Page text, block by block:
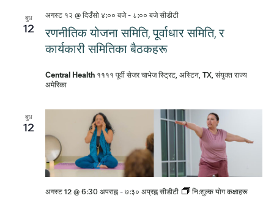
बुध
12
रणनीतिक योजना समिति, पूर्वाधार समिति, र
कार्यकारी समितिका बैठकहरू
अगस्ट १२ @ दिउँसो ४:०० बजे- ८:०० बजे सीडीटी
Central Health ११११ पूर्वी सेजर चाभेज स्ट्रिट, अस्टिन, TX, संयुक्त राज्य
अमेरिका
बुध
12
अगस्ट 12 @ 6:30 अपराह्न-७:३० अप्रह्न सीडीटी नि:शुल्क योग कक्षाहरू